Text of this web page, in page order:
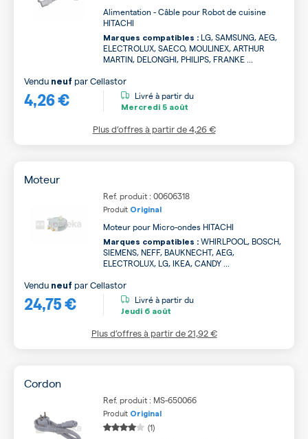
Alimentation - Câble pour Robot de cuisine
HITACHI
Marques compatibles : LG, SAMSUNG, AEG,
ELECTROLUX, SAECO, MOULINEX, ARTHUR
MARTIN, DELONGHI, PHILIPS, FRANKE ...
4,26 €
Vendu neuf parCellastor
Livré à partir du
Mercredi 5 août
Plus d’offres à partir de4,26 €
Moteur
Ref. produit : 00606318
Produit Original
Moteur pour Micro-ondes HITACHI
Marques compatibles : WHIRLPOOL, BOSCH,
SIEMENS, NEFF, BAUKNECHT, AEG,
ELECTROLUX, LG, IKEA, CANDY ...
24,75 €
Vendu neuf parCellastor
Livré à partir du
Jeudi 6 août
Plus d’offres à partir de21,92 €
Cordon
Ref. produit : MS-650066
Produit Original
(1)